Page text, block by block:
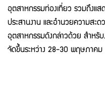
อุตสาหกรรมท่องเที่ยว รวมถึงแส
ประสานงาน และอำนวยความสะ
อุตสาหกรรมดังกล่าวด้วย สำหรั
จัดขึ้นระหว่าง 28-30 พฤษภาค